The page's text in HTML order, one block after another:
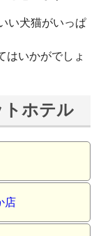
い犬猫がいっぱ
はいかがでしょ
トホテル
店